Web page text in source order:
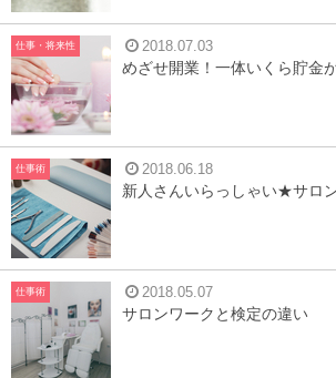
仕事・将来性 2018.07.03
めざせ開業！一体いくら貯金
仕事術 2018.06.18
新人さんいらっしゃい★サロ
仕事術 2018.05.07
サロンワークと検定の違い